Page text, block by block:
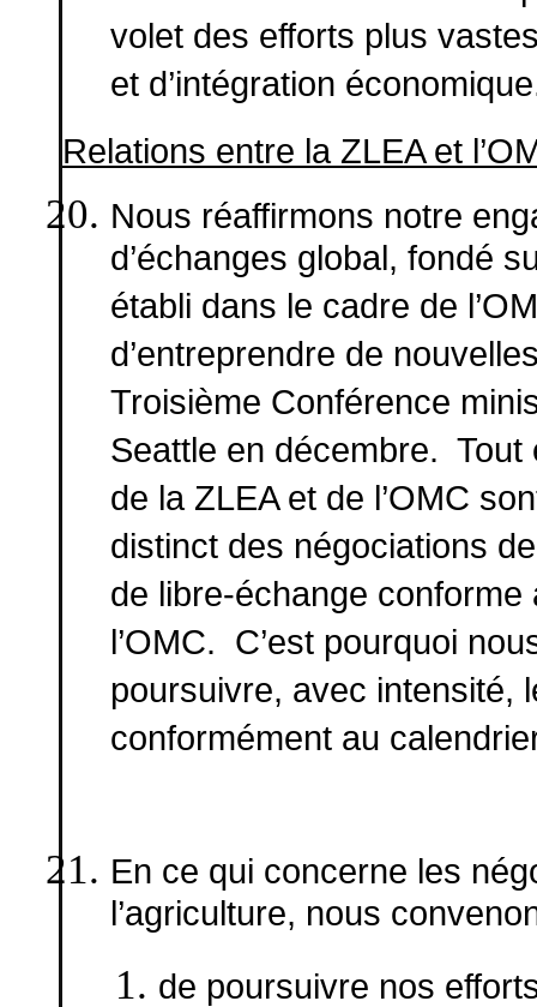
volet des efforts plus
et d’intégration
Relations entre la ZLEA et
Nous réaffirmons notre
d’échanges global, fondé
établi dans le cadre de
d’entreprendre de
Troisième Conférence
Seattle en décembre.
de la ZLEA et de l’OMC
distinct des négociations
de libre-échange
l’OMC. C’est pourquoi
poursuivre, avec intensité,
conformément au
En ce qui concerne les
l’agriculture, nous
de poursuivre nos